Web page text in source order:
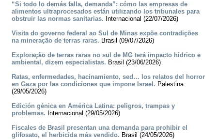
“Si todo lo demás falla, demanda”: cómo las empresas de
alimentos ultraprocesados están utilizando los tribunales para
obstruir las normas sanitarias. Internacional (22/07/2026)
Visita do governo federal ao Sul de Minas expõe contradições
na mineração de terras raras. Brasil (09/07/2026)
Exploração de terras raras no sul de MG terá impacto hídrico e
ambiental, dizem especialistas. Brasil (23/06/2026)
Ratas, enfermedades, hacinamiento, sed… los relatos del horror
en Gaza por las condiciones que impone Israel. Palestina
(29/05/2026)
Edición génica en América Latina: peligros, trampas y
problemas. Internacional (29/05/2026)
Fiscales de Brasil presentan una demanda para prohibir el
glifosato, el herbicida más vendido. Brasil (24/05/2026)